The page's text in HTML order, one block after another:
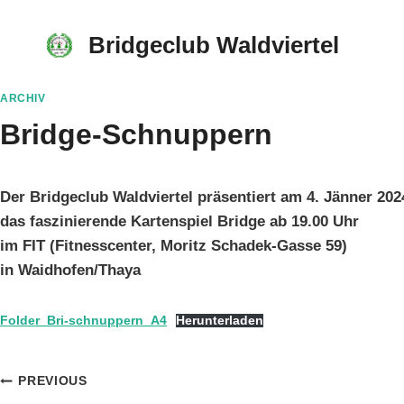
content
Bridgeclub Waldviertel
ARCHIV
Bridge-Schnuppern
Der Bridgeclub Waldviertel präsentiert am 4. Jänner
das faszinierende Kartenspiel Bridge ab 19.00 Uhr
im FIT (Fitnesscenter, Moritz Schadek-Gasse 59)
in Waidhofen/Thaya
Folder_Bri-schnuppern_A4 Herunterladen
Beitragsnavigation
PREVIOUS